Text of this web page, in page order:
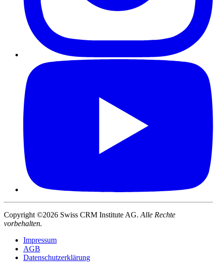
Copyright ©2026 Swiss CRM Institute AG. Alle Rechte
vorbehalten.
Impressum
AGB
Datenschutzerklärung